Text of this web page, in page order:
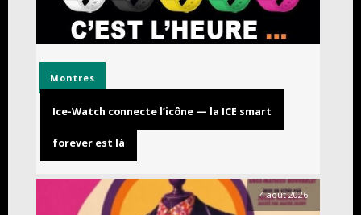
Montres
Ice-Watch connecte l’icône — la ICE smart
forever est là
4 août 2026